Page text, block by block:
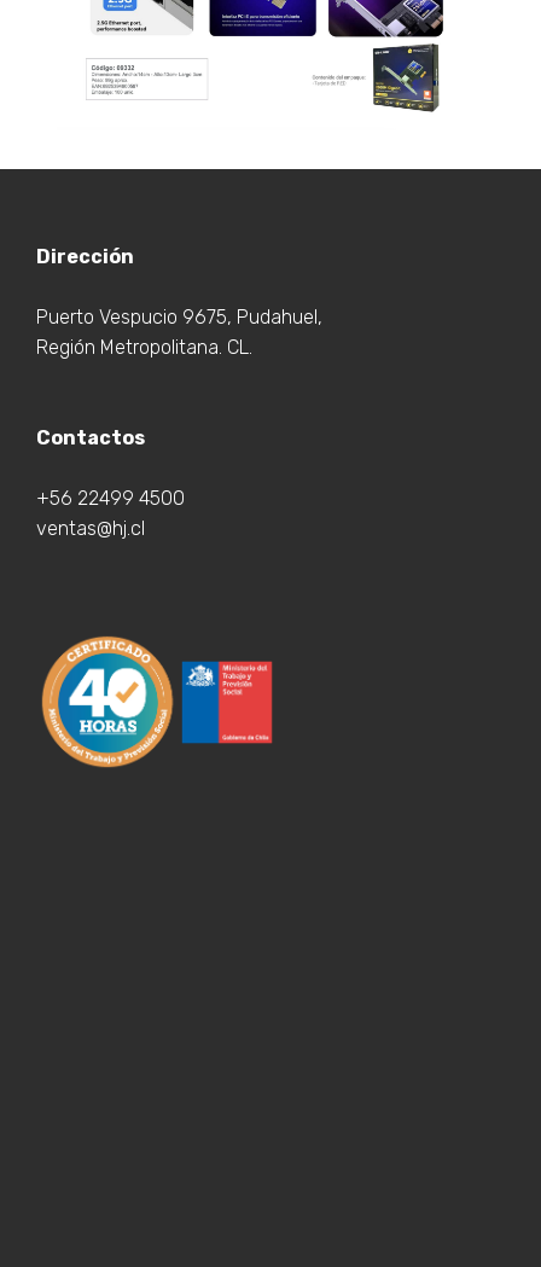
Dirección
Puerto Vespucio 9675, Pudahuel,
Región Metropolitana. CL.
Contactos
+56 22499 4500
ventas@hj.cl